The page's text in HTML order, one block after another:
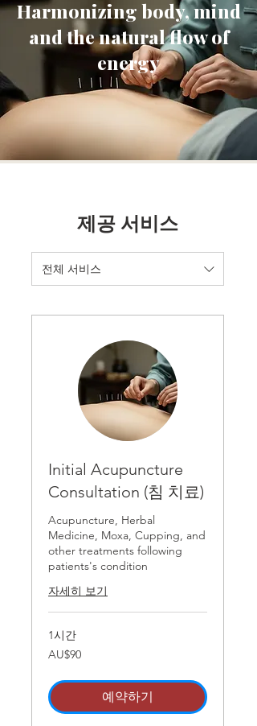
Harmonizing body, mind
and the natural flow of
energy
제공 서비스
전체 서비스
Initial Acupuncture
Consultation (침 치료)
Acupuncture, Herbal
Medicine, Moxa, Cupping, and
other treatments following
patients's condition
자세히 보기
1시간
90
호
달
러
AU$90
예약하기